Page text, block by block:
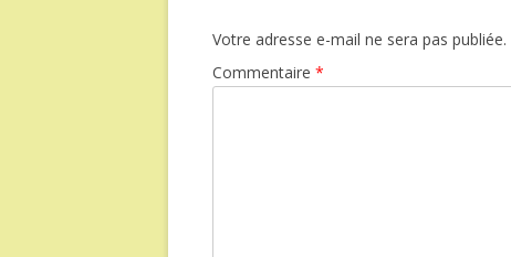
Votre adresse e-mail ne sera pas publiée.
Commentaire *